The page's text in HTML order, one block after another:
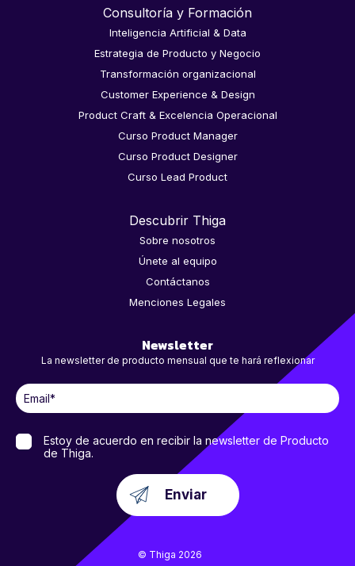
Consultoría y Formación
Inteligencia Artificial & Data
Estrategia de Producto y Negocio
Transformación organizacional
Customer Experience & Design
Product Craft & Excelencia Operacional
Curso Product Manager
Curso Product Designer
Curso Lead Product
Descubrir Thiga
Sobre nosotros
Únete al equipo
Contáctanos
Menciones Legales
Newsletter
La newsletter de producto mensual que te hará reflexionar
Estoy de acuerdo en recibir la newsletter de Producto
de Thiga.
© Thiga 2026